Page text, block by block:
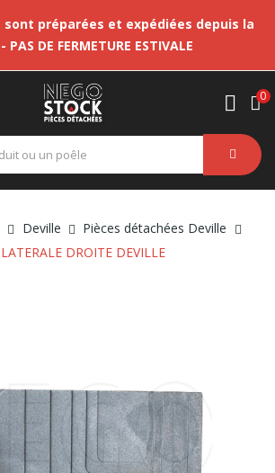
sont préparées et expédiées depuis la
PAS DE FERMETURE ESTIVALE
0
Deville
Pièces détachées Deville
DROITE DEVILLE